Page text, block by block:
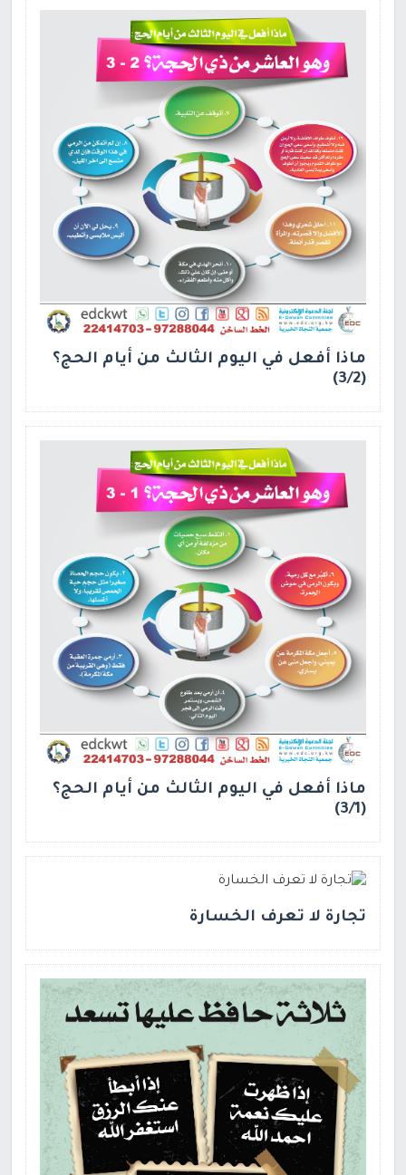
ماذا أفعل في اليوم الثالث من أيام الحج؟
(3/2)
ماذا أفعل في اليوم الثالث من أيام الحج؟
(3/1)
تجارة لا تعرف الخسارة